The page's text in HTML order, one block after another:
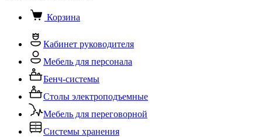
Корзина
Кабинет руководителя
Мебель для персонала
Бенч-системы
Столы электроподъемные
Мебель для переговорной
Системы хранения